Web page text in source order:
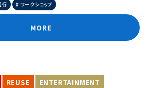
行 ワークショップ
MORE
REUSE ENTERTAINMENT